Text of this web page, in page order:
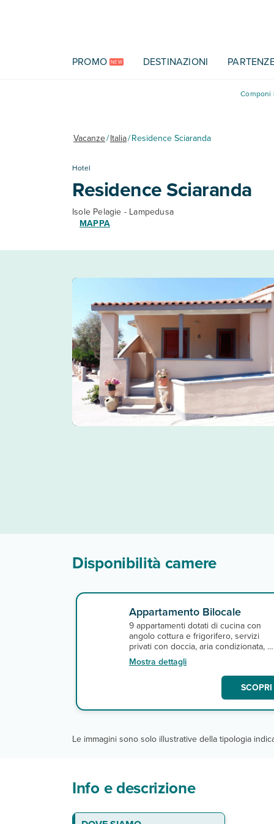
PROMO NEW DESTINAZIONI
Componi
Vacanze/Italia/Residence Sciaranda
Hotel
Residence Sciaranda
Isole Pelagie - Lampedusa
MAPPA
Disponibilità camere
Appartamento Bilocale
9 appartamenti dotati di cucina con
angolo cottura e frigorifero, servizi
privati con doccia, aria condizionata, TV
satellitare e connessione Wi-Fi.
Mostra dettagli
Le immagini sono solo illustrative della tipologia
Info e descrizione
La spiaggia
Le camere
Servizi
DA PAGARE IN LOCO
Escursioni